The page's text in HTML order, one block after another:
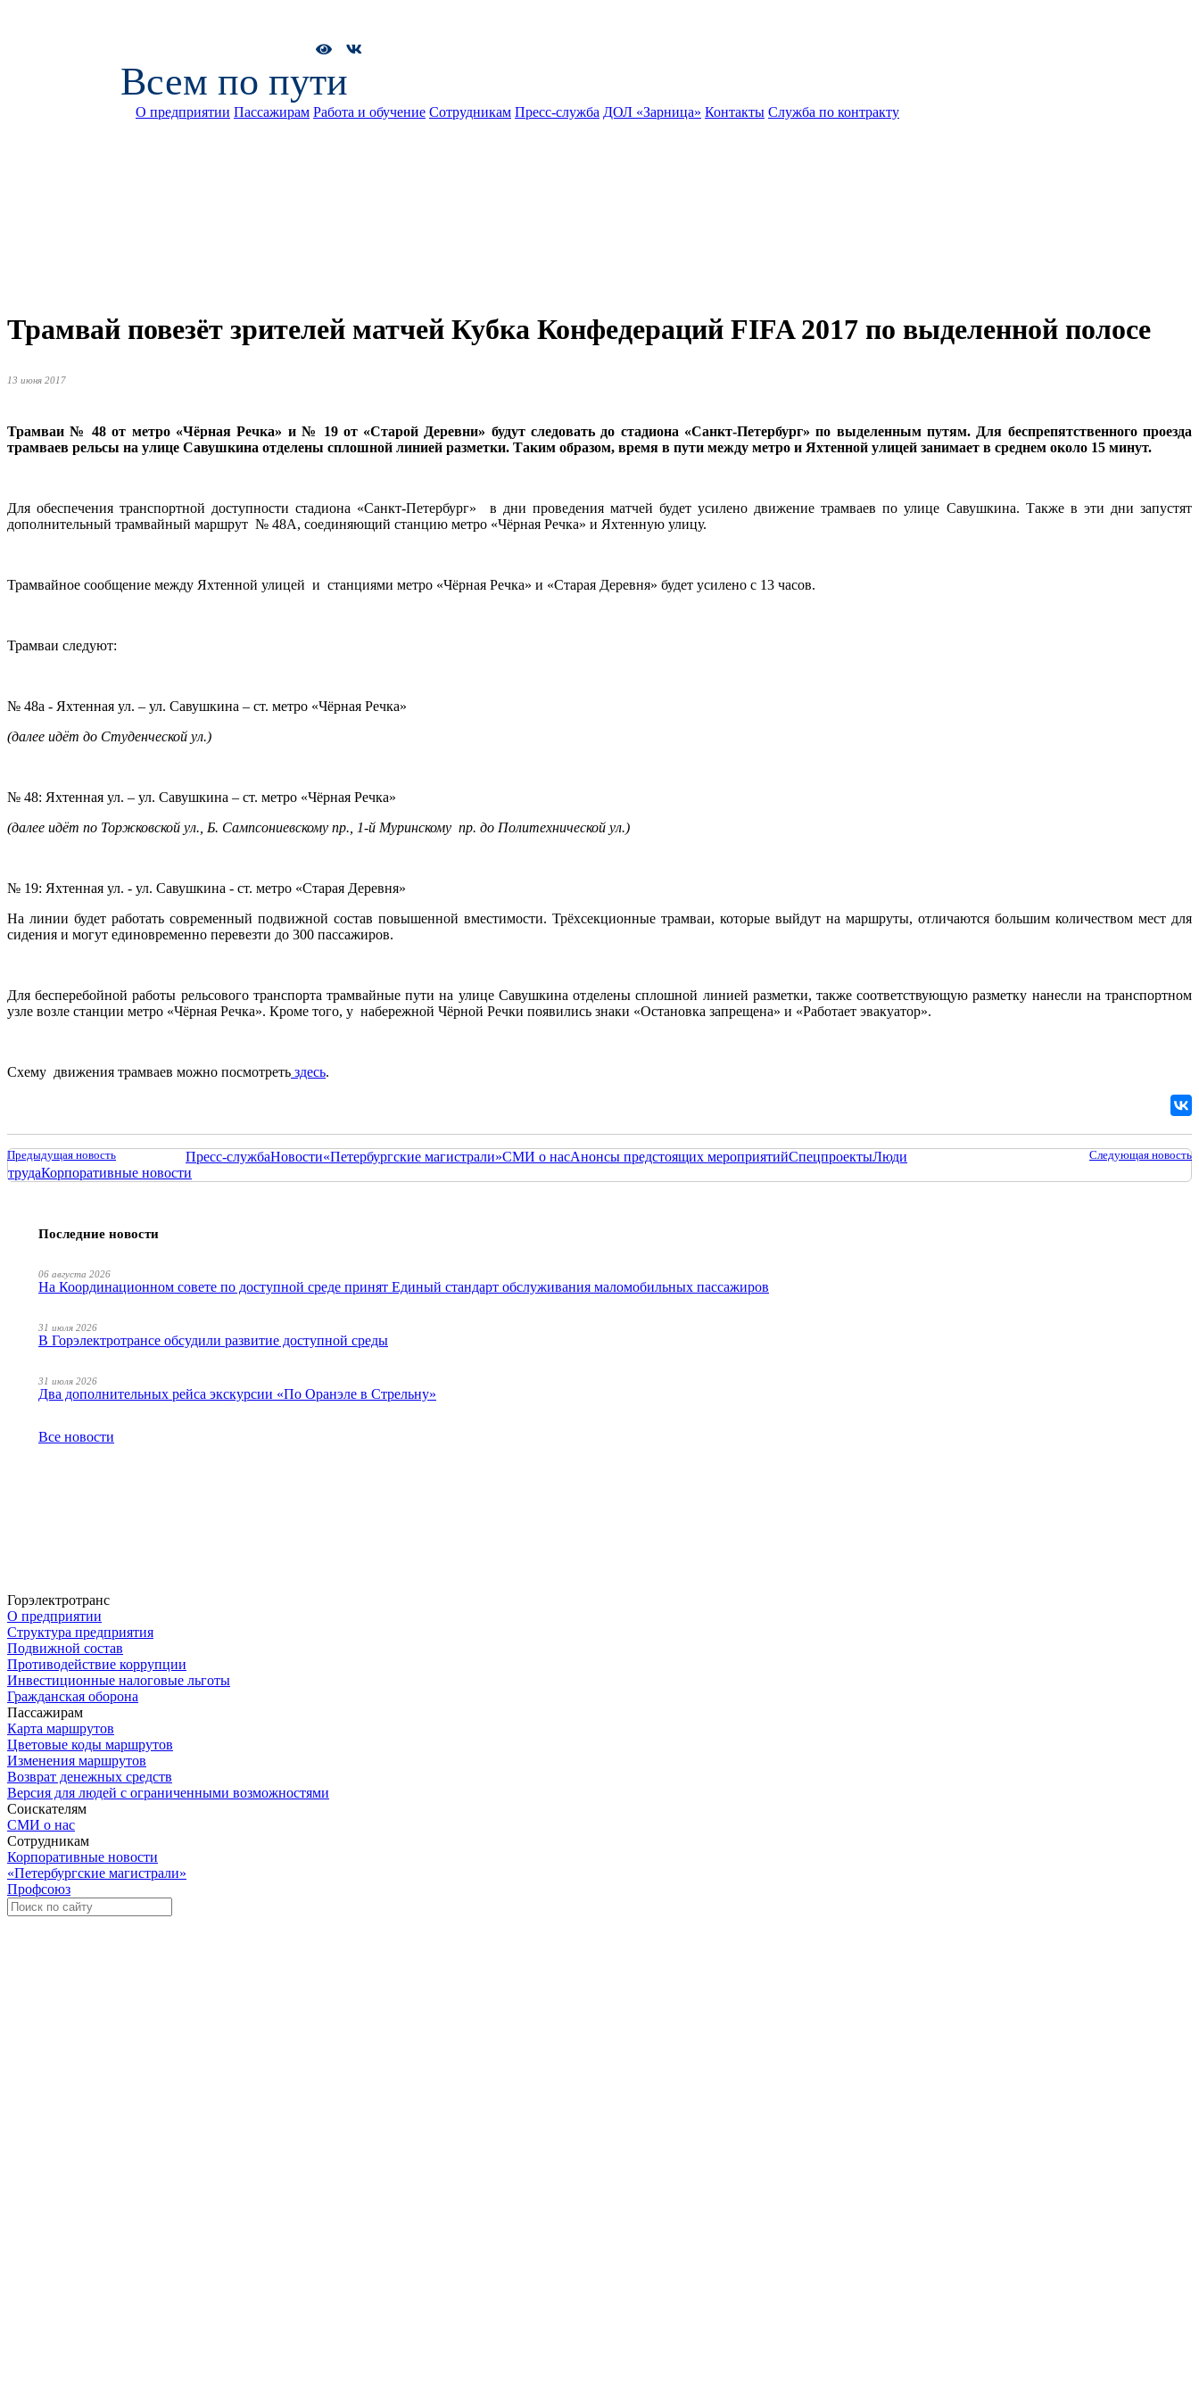
Всем по пути
О предприятии Пассажирам Работа и обучение Сотрудникам Пресс-служба ДОЛ «Зарница» Контакты Служба по контракту
Трамвай повезёт зрителей матчей Кубка Конфедераций FIFA 2017 по выделенной полосе
13 июня 2017
Трамваи № 48 от метро «Чёрная Речка» и № 19 от «Старой Деревни» будут следовать до стадиона «Санкт-Петербург» по выделенным путям. Для беспрепятственного проезда
трамваев рельсы на улице Савушкина отделены сплошной линией разметки. Таким образом, время в пути между метро и Яхтенной улицей занимает в среднем около 15 минут.
Для обеспечения транспортной доступности стадиона «Санкт-Петербург» в дни проведения матчей будет усилено движение трамваев по улице Савушкина. Также в эти дни запустят
дополнительный трамвайный маршрут № 48А, соединяющий станцию метро «Чёрная Речка» и Яхтенную улицу.
Трамвайное сообщение между Яхтенной улицей и станциями метро «Чёрная Речка» и «Старая Деревня» будет усилено с 13 часов.
Трамваи следуют:
№ 48а - Яхтенная ул. – ул. Савушкина – ст. метро «Чёрная Речка»
(далее идёт до Студенческой ул.)
№ 48: Яхтенная ул. – ул. Савушкина – ст. метро «Чёрная Речка»
(далее идёт по Торжковской ул., Б. Сампсониевскому пр., 1-й Муринскому пр. до Политехнической ул.)
№ 19: Яхтенная ул. - ул. Савушкина - ст. метро «Старая Деревня»
На линии будет работать современный подвижной состав повышенной вместимости. Трёхсекционные трамваи, которые выйдут на маршруты, отличаются большим количеством мест для
сидения и могут единовременно перевезти до 300 пассажиров.
Для бесперебойной работы рельсового транспорта трамвайные пути на улице Савушкина отделены сплошной линией разметки, также соответствующую разметку нанесли на транспортном
узле возле станции метро «Чёрная Речка». Кроме того, у набережной Чёрной Речки появились знаки «Остановка запрещена» и «Работает эвакуатор».
Схему движения трамваев можно посмотреть здесь.
Предыдущая новость Следующая новость
Пресс-службаНовости«Петербургские магистрали»СМИ о насАнонсы предстоящих мероприятийСпецпроектыЛюди
трудаКорпоративные новости
Последние новости
06 августа 2026
На Координационном совете по доступной среде принят Единый стандарт обслуживания маломобильных пассажиров
31 июля 2026
В Горэлектротрансе обсудили развитие доступной среды
31 июля 2026
Два дополнительных рейса экскурсии «По Оранэле в Стрельну»
Все новости
Горэлектротранс
О предприятии
Структура предприятия
Подвижной состав
Противодействие коррупции
Инвестиционные налоговые льготы
Гражданская оборона
Пассажирам
Карта маршрутов
Цветовые коды маршрутов
Изменения маршрутов
Возврат денежных средств
Версия для людей с ограниченными возможностями
Соискателям
СМИ о нас
Сотрудникам
Корпоративные новости
«Петербургские магистрали»
Профсоюз